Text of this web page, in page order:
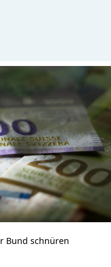
Bund schnüren